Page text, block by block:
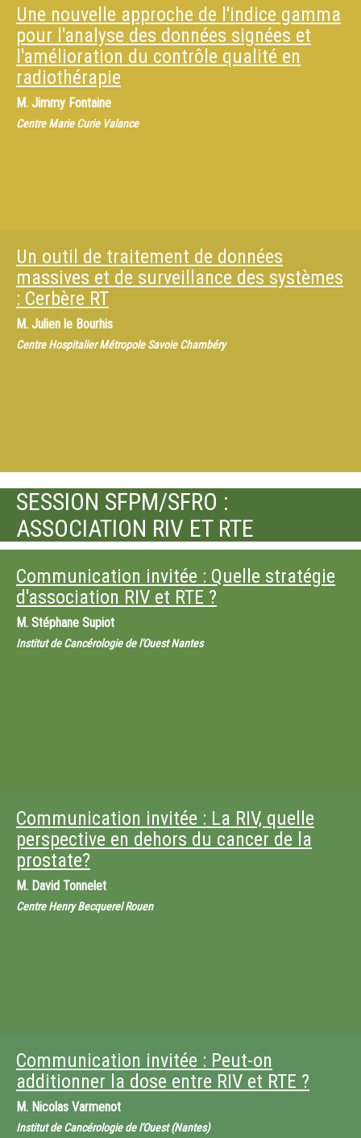
Une nouvelle approche de l'indice gamma
pour l'analyse des données signées et
l'amélioration du contrôle qualité en
radiothérapie
M. Jimmy Fontaine
Centre Marie Curie Valance
Un outil de traitement de données
massives et de surveillance des systèmes
: Cerbère RT
M. Julien le Bourhis
Centre Hospitalier Métropole Savoie Chambéry
SESSION SFPM/SFRO :
ASSOCIATION RIV ET RTE
Communication invitée : Quelle stratégie
d'association RIV et RTE ?
M. Stéphane Supiot
Institut de Cancérologie de l'Ouest Nantes
Communication invitée : La RIV, quelle
perspective en dehors du cancer de la
prostate?
M. David Tonnelet
Centre Henry Becquerel Rouen
Communication invitée : Peut-on
additionner la dose entre RIV et RTE ?
M. Nicolas Varmenot
Institut de Cancérologie de l'Ouest (Nantes)